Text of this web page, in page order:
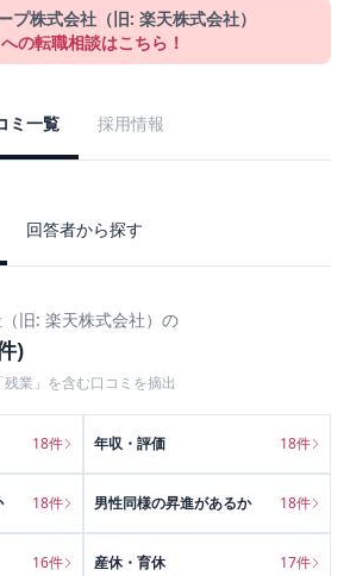
プ株式会社（旧: 楽天株式会社）
への転職相談はこちら！
ミ一覧 採用情報
回答者から探す
旧: 楽天株式会社） の
)
残業 」を含む口コミを摘出
18件 年収・評価 18件
18件 男性同様の昇進があるか 18件
16件 産休・育休 17件